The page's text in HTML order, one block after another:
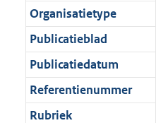
Organisatietype
Publicatieblad
Publicatiedatum
Referentienummer
Rubriek